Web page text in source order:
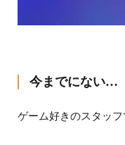
今までにない…
ゲーム好きのスタッフ